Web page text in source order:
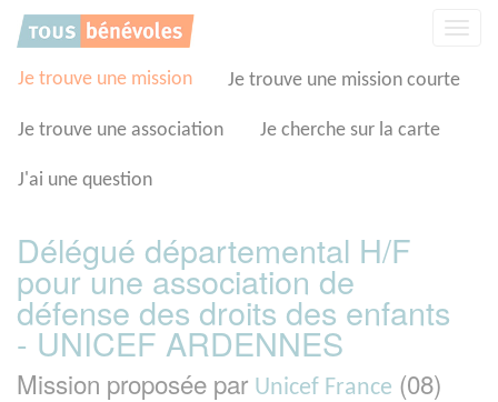
Je trouve une mission Je trouve une mission courte
Je trouve une association Je cherche sur la carte
J'ai une question
Délégué départemental H/F
pour une association de
défense des droits des enfants
- UNICEF ARDENNES
Mission proposée par Unicef France (08)
Panneau de gestion des cookies